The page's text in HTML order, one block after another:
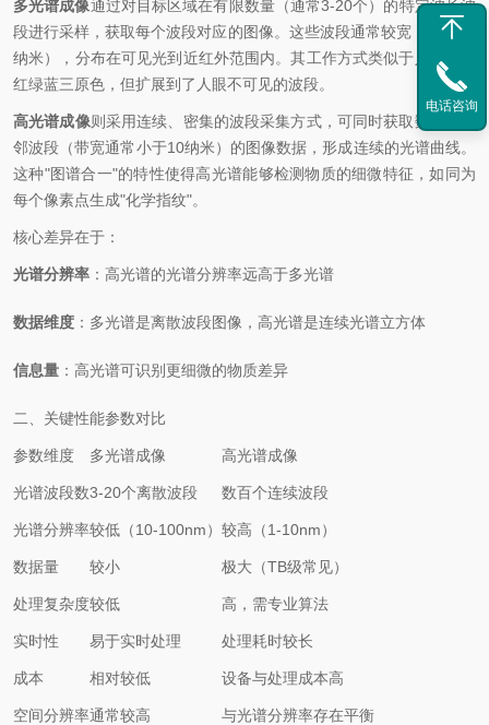
多光谱成像通过对目标区域在有限数量（通常3-20个）的特定波长波
段进行采样，获取每个波段对应的图像。这些波段通常较宽（10-100
纳米），分布在可见光到近红外范围内。其工作方式类似于人眼感知
红绿蓝三原色，但扩展到了人眼不可见的波段。
高光谱成像则采用连续、密集的波段采集方式，可同时获取数百个相
邻波段（带宽通常小于10纳米）的图像数据，形成连续的光谱曲线。
这种"图谱合一"的特性使得高光谱能够检测物质的细微特征，如同为
每个像素点生成"化学指纹"。
核心差异在于：
光谱分辨率 ：高光谱的光谱分辨率远高于多光谱
数据维度 ：多光谱是离散波段图像，高光谱是连续光谱立方体
信息量 ：高光谱可识别更细微的物质差异
二、关键性能参数对比
参数维度 多光谱成像 高光谱成像
光谱波段数3-20个离散波段 数百个连续波段
光谱分辨率较低（10-100nm） 较高（1-10nm）
数据量 较小 极大（TB级常见）
处理复杂度较低 高，需专业算法
实时性 易于实时处理 处理耗时较长
成本 相对较低 设备与处理成本高
空间分辨率通常较高 与光谱分辨率存在平衡
电话咨询